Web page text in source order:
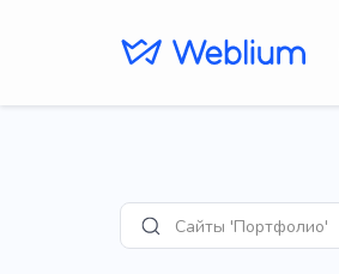
ПоискСайты 'Портфолио'